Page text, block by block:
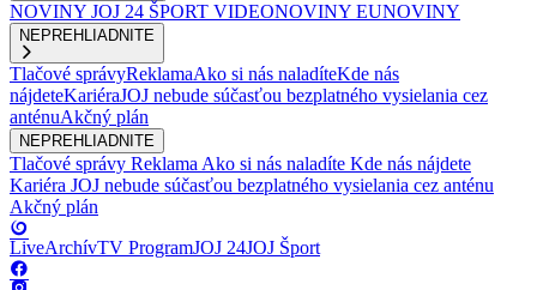
NOVINY JOJ 24 ŠPORT VIDEONOVINY EUNOVINY
NEPREHLIADNITE
Tlačové správyReklamaAko si nás naladíteKde nás
nájdeteKariéraJOJ nebude súčasťou bezplatného vysielania cez
anténuAkčný plán
NEPREHLIADNITE
Tlačové správy Reklama Ako si nás naladíte Kde nás nájdete
Kariéra JOJ nebude súčasťou bezplatného vysielania cez anténu
Akčný plán
LiveArchívTV ProgramJOJ 24JOJ Šport